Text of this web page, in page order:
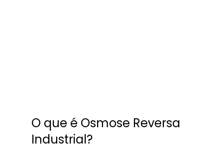
O que é Osmose Reversa
Industrial?